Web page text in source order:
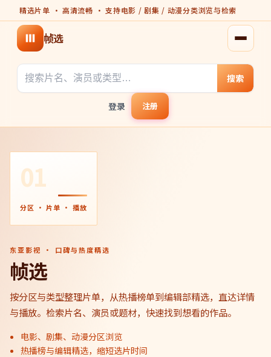
精选片单 · 高清流畅 · 支持电影 / 剧集 / 动漫分类浏览与检索
帧选 打开
搜索
登录 注册
01
分区 · 片单 · 播放
东亚影视 · 口碑与热度精选
帧选
按分区与类型整理片单，从热播榜单到编辑部精选，直达详情
与播放。检索片名、演员或题材，快速找到想看的作品。
电影、剧集、动漫分区浏览
热播榜与编辑精选，缩短选片时间